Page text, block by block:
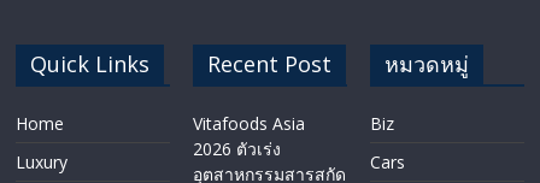
Quick Links
Home
Luxury
Recent Post
Vitafoods Asia
2026 ตัวเร่ง
อุตสาหกรรมสารสกัด
หมวดหมู่
Biz
Cars